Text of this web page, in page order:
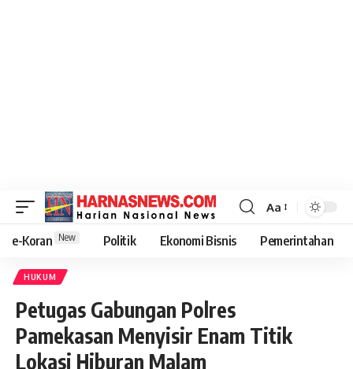
Aa
e-Koran New Politik Ekonomi Bisnis Pemerintahan
HUKUM
Petugas Gabungan Polres
Pamekasan Menyisir Enam Titik
Lokasi Hiburan Malam